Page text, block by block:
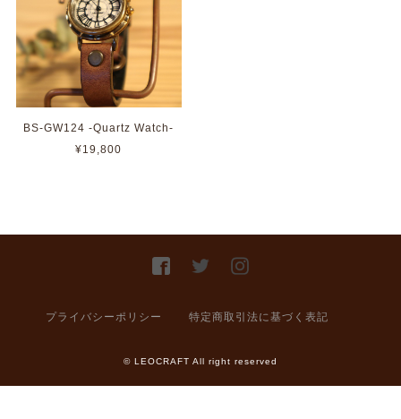
BS-GW124 -Quartz Watch-
¥19,800
プライバシーポリシー 特定商取引法に基づく表記
© LEOCRAFT All right reserved